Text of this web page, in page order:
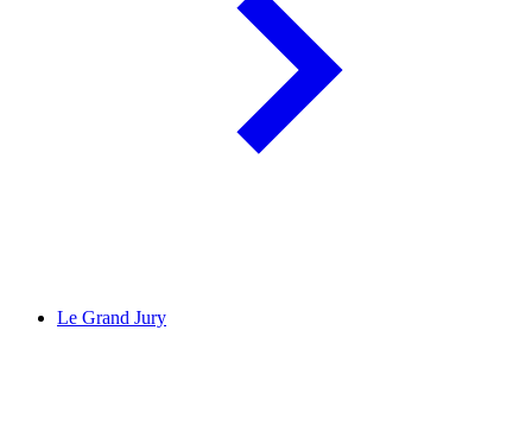
Le Grand Jury